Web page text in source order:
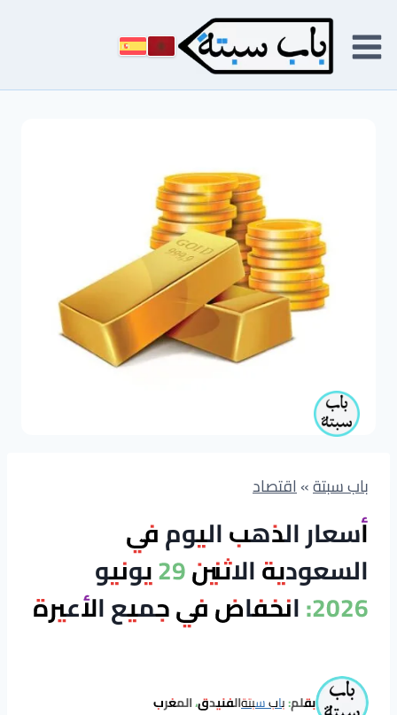
إلى
المحتوى
باب سبتة»اقتصاد
أسعار الذهب اليوم في
السعودية الاثنين 29 يونيو
2026: انخفاض في جميع الأعيرة
بقلم:باب سبتةالفنيدق، المغرب